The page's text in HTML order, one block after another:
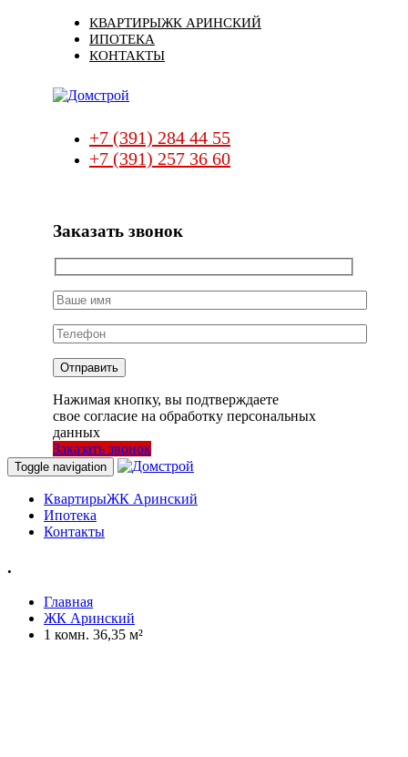
КВАРТИРЫЖК АРИНСКИЙ
ИПОТЕКА
КОНТАКТЫ
+7 (391) 284 44 55
+7 (391) 257 36 60
Заказать звонок
Нажимая кнопку, вы подтверждаете
свое согласие на обработку персональных
данных
Заказать звонок
Toggle navigation
КвартирыЖК Аринский
Ипотека
Контакты
.
Главная
ЖК Аринский
1 комн. 36,35 м²